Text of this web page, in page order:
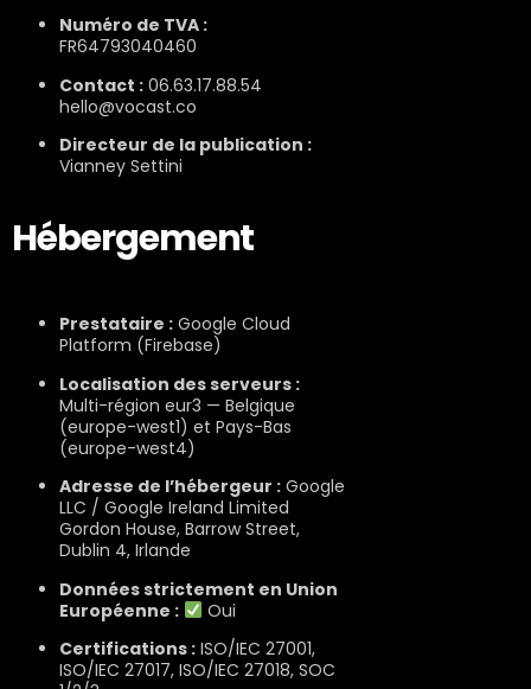
Numéro de TVA :
FR64793040460
Contact : 06.63.17.88.54
hello@vocast.co
Directeur de la publication :
Vianney Settini
Hébergement
Prestataire : Google Cloud
Platform (Firebase)
Localisation des serveurs :
Multi-région eur3 — Belgique
(europe-west1) et Pays-Bas
(europe-west4)
Adresse de l’hébergeur : Google
LLC / Google Ireland Limited
Gordon House, Barrow Street,
Dublin 4, Irlande
Données strictement en Union
Européenne :
Oui
Certifications : ISO/IEC 27001,
ISO/IEC 27017, ISO/IEC 27018, SOC